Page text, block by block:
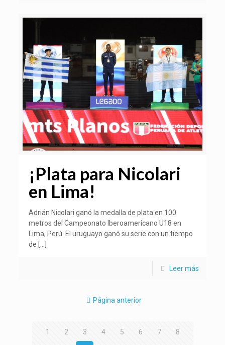
¡Plata para Nicolari
en Lima!
Adrián Nicolari ganó la medalla de plata en 100
metros del Campeonato Iberoamericano U18 en
Lima, Perú. El uruguayo ganó su serie con un tiempo
de […]
Leer más
Página anterior
1 2 3 4 5 6 7 8